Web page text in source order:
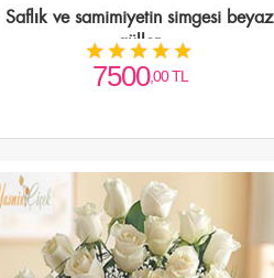
Saflık ve samimiyetin simgesi beyaz
güller
7500,00 TL